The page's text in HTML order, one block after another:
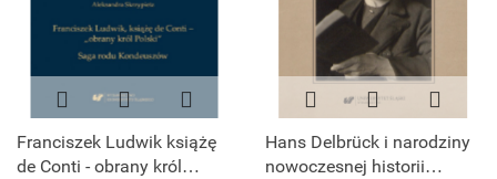
Franciszek Ludwik książę
de Conti - obrany król
Hans Delbrück i narodziny
nowoczesnej historii